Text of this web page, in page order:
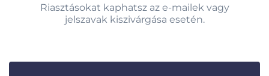
Riasztásokat kaphatsz az e-mailek vagy
jelszavak kiszivárgása esetén.